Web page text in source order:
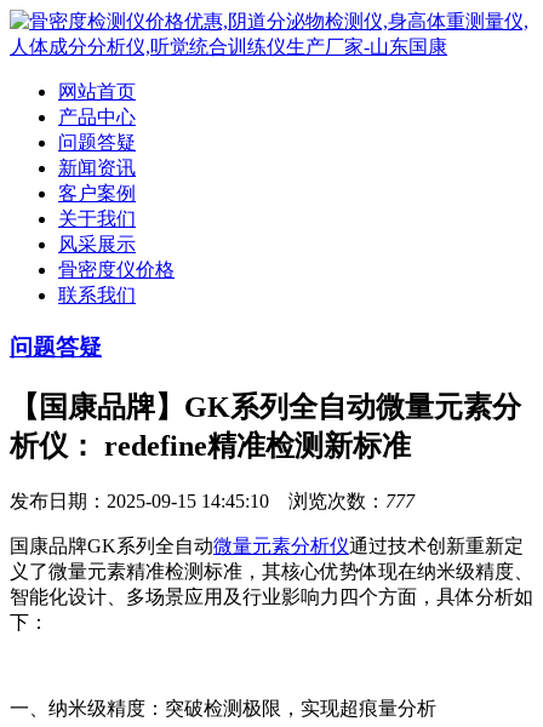
网站首页
产品中心
问题答疑
新闻资讯
客户案例
关于我们
风采展示
骨密度仪价格
联系我们
问题答疑
【国康品牌】GK系列全自动微量元素分
析仪： redefine精准检测新标准
发布日期：2025-09-15 14:45:10 浏览次数： 777
国康品牌GK系列全自动微量元素分析仪通过技术创新重新定
义了微量元素精准检测标准，其核心优势体现在纳米级精度、
智能化设计、多场景应用及行业影响力四个方面，具体分析如
下：
一、纳米级精度：突破检测极限，实现超痕量分析